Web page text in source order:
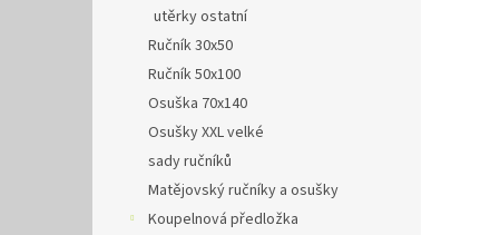
utěrky ostatní
Ručník 30x50
Ručník 50x100
Osuška 70x140
Osušky XXL velké
sady ručníků
Matějovský ručníky a osušky
Koupelnová předložka